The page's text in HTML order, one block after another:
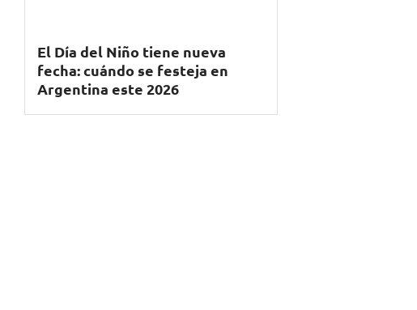
El Día del Niño tiene nueva
fecha: cuándo se festeja en
Argentina este 2026